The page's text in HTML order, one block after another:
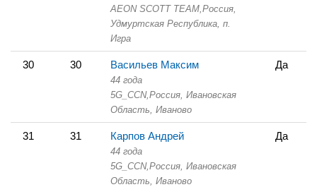
AEON SCOTT TEAM, Россия,
Удмуртская Республика, п.
Игра
30 30 Васильев Максим
44 года
5G_CCN, Россия, Ивановская
Область, Иваново
Да
31 31 Карпов Андрей
44 года
5G_CCN, Россия, Ивановская
Область, Иваново
Да